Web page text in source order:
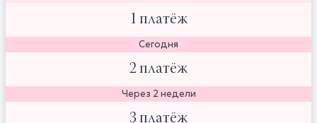
1 платёж
Сегодня
2 платёж
Через 2 недели
3 платёж